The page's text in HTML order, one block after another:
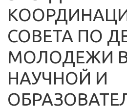
СОВЕТА ПО
МОЛОДЕЖИ
НАУЧНОЙ И